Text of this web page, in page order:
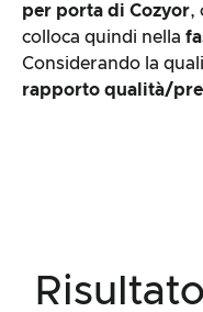
per porta di Cozyor,
colloca quindi nella
Considerando la
rapporto qualità/